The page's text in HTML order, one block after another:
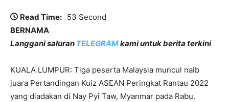
Read Time: 53 Second
BERNAMA
Langgani saluran TELEGRAMkami untuk berita terkini
KUALA LUMPUR: Tiga peserta Malaysia muncul naib
juara Pertandingan Kuiz ASEAN Peringkat Rantau 2022
yang diadakan di Nay Pyi Taw, Myanmar pada Rabu.